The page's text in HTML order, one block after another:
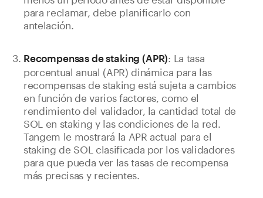
para reclamar, debe planificarlo con
antelación.
Recompensas de staking (APR): La tasa
porcentual anual (APR) dinámica para las
recompensas de staking está sujeta a cambios
en función de varios factores, como el
rendimiento del validador, la cantidad total de
SOL en staking y las condiciones de la red.
Tangem le mostrará la APR actual para el
staking de SOL clasificada por los validadores
para que pueda ver las tasas de recompensa
más precisas y recientes.